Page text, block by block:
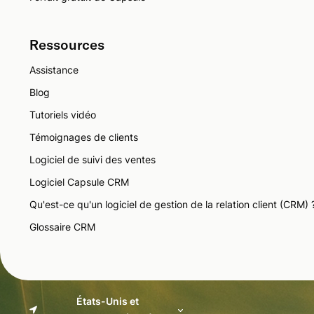
Ressources
Assistance
Blog
Tutoriels vidéo
Témoignages de clients
Logiciel de suivi des ventes
Logiciel Capsule CRM
Qu'est-ce qu'un logiciel de gestion de la relation client (CRM)
Glossaire CRM
États-Unis et